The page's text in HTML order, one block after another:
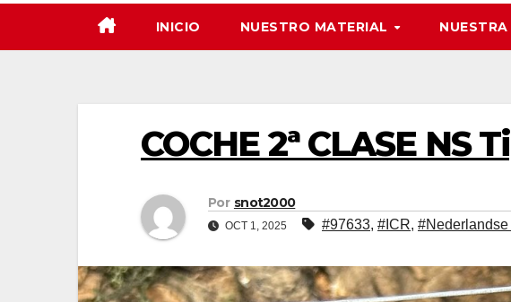
INICIO NUESTRO MATERIAL
COCHE 2ª CLASE NS
Por snot2000
OCT 1, 2025 #97633, #ICR,